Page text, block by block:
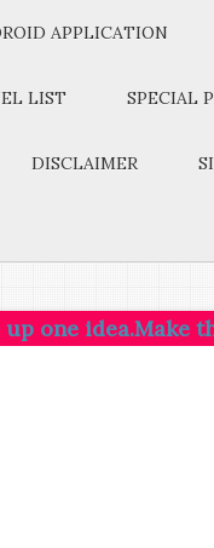
APPLICATION
LIST SPECIAL
DISCLAIMER
that one